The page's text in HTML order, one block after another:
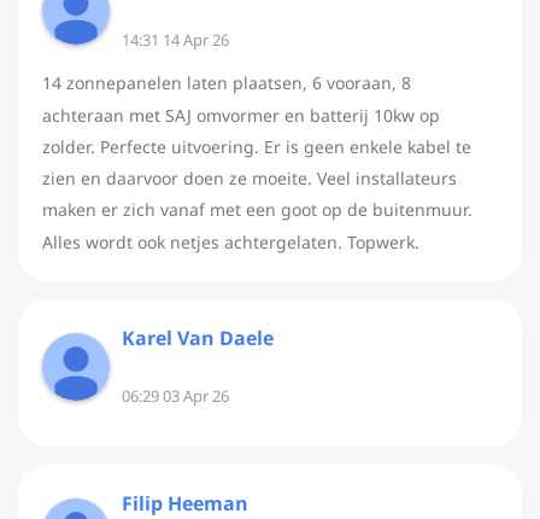
14:31 14 Apr 26
14 zonnepanelen laten plaatsen, 6 vooraan, 8
achteraan met SAJ omvormer en batterij 10kw op
zolder. Perfecte uitvoering. Er is geen enkele kabel te
zien en daarvoor doen ze moeite. Veel installateurs
maken er zich vanaf met een goot op de buitenmuur.
Alles wordt ook netjes achtergelaten. Topwerk.
Karel Van Daele
06:29 03 Apr 26
Filip Heeman